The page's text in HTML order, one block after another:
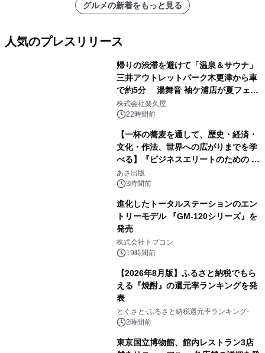
グルメの新着をもっと見る
人気のプレスリリース
帰りの渋滞を避けて「温泉＆サウナ」
三井アウトレットパーク木更津から車
で約5分 湯舞音 袖ケ浦店が夏フェア
メニューを提供
株式会社楽久屋
22時間前
【一杯の蕎麦を通して、歴史・経済・
文化・作法、世界への広がりまでを学
べる】『ビジネスエリートのための 教
養としての蕎麦』2026年8月25日
（火）発売
あさ出版
3時間前
進化したトータルステーションのエン
トリーモデル 『GM-120シリーズ』を
発売
株式会社トプコン
19時間前
【2026年8月版】ふるさと納税でもら
える『焼酎』の還元率ランキングを発
表
とくさと-ふるさと納税還元率ランキング-
2時間前
東京国立博物館、館内レストラン3店